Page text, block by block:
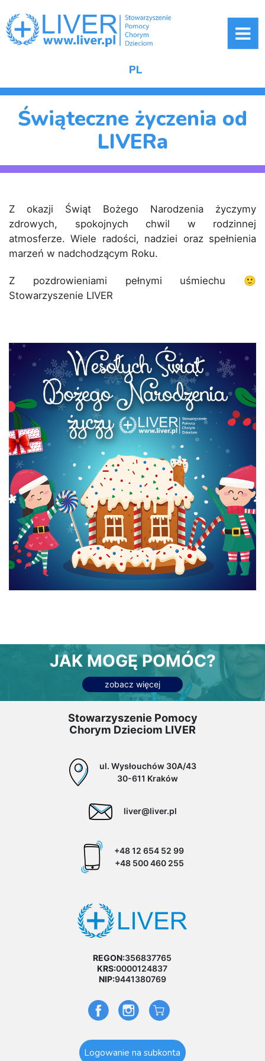
PL
Świąteczne życzenia od
LIVERa
Z okazji Świąt Bożego Narodzenia życzymy
zdrowych, spokojnych chwil w rodzinnej
atmosferze. Wiele radości, nadziei oraz spełnienia
marzeń w nadchodzącym Roku.
Z pozdrowieniami pełnymi uśmiechu 🙂
Stowarzyszenie LIVER
JAK MOGĘ POMÓC?
zobacz więcej
Stowarzyszenie Pomocy
Chorym Dzieciom LIVER
ul. Wysłouchów 30A/43
30-611 Kraków
liver@liver.pl
+48 12 654 52 99
+48 500 460 255
REGON:356837765
KRS:0000124837
NIP:9441380769
Logowanie na subkonta